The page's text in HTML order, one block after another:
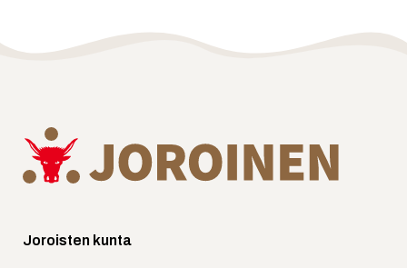
Joroisten kunta